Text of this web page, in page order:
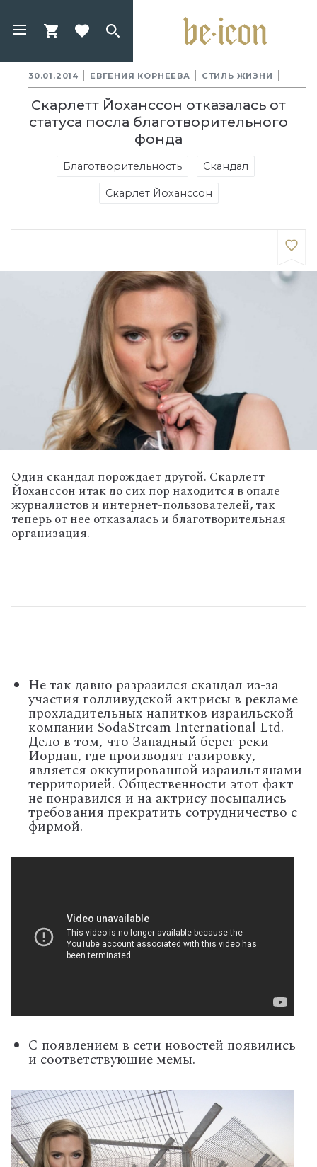
30.01.2014 ЕВГЕНИЯ КОРНЕЕВА СТИЛЬ ЖИЗНИ
Скарлетт Йоханссон отказалась от
статуса посла благотворительного
фонда
Благотворительность Скандал
Скарлет Йоханссон
Один скандал порождает другой. Скарлетт
Йоханссон итак до сих пор находится в опале
журналистов и интернет-пользователей, так
теперь от нее отказалась и благотворительная
организация.
Не так давно разразился скандал из-за
участия голливудской актрисы в рекламе
прохладительных напитков израильской
компании SodaStream International Ltd.
Дело в том, что Западный берег реки
Иордан, где производят газировку,
является оккупированной израильтянами
территорией. Общественности этот факт
не понравился и на актрису посыпались
требования прекратить сотрудничество с
фирмой.
С появлением в сети новостей появились
и соответствующие мемы.